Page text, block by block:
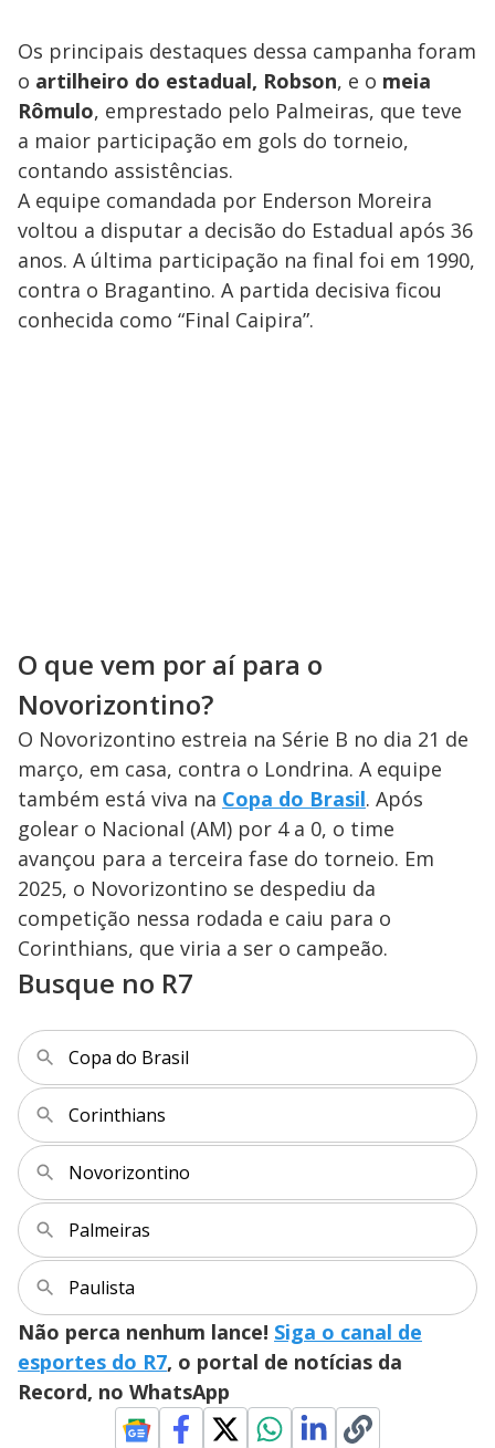
Os principais destaques dessa campanha foram
o artilheiro do estadual, Robson, e o meia
Rômulo, emprestado pelo Palmeiras, que teve
a maior participação em gols do torneio,
contando assistências.
A equipe comandada por Enderson Moreira
voltou a disputar a decisão do Estadual após 36
anos. A última participação na final foi em 1990,
contra o Bragantino. A partida decisiva ficou
conhecida como “Final Caipira”.
O que vem por aí para o
Novorizontino?
O Novorizontino estreia na Série B no dia 21 de
março, em casa, contra o Londrina. A equipe
também está viva na Copa do Brasil. Após
golear o Nacional (AM) por 4 a 0, o time
avançou para a terceira fase do torneio. Em
2025, o Novorizontino se despediu da
competição nessa rodada e caiu para o
Corinthians, que viria a ser o campeão.
Busque no R7
Copa do Brasil
Corinthians
Novorizontino
Palmeiras
Paulista
Não perca nenhum lance! Siga o canal de
esportes do R7, o portal de notícias da
Record, no WhatsApp